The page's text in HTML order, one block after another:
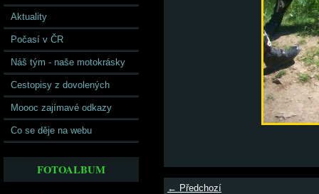
Aktuality
Počasí v ČR
Náš tým - naše motokrásky
Cestopisy z dovolených
Moooc zajímavé odkazy
Co se děje na webu
FOTOALBUM
← Předchozí